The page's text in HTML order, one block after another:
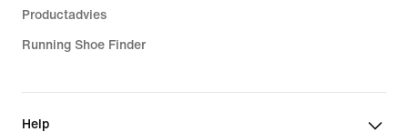
Productadvies
Running Shoe Finder
Help